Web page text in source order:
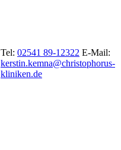
Tel: 02541 89-12322 E-Mail:
kerstin.kemna@christophorus-
kliniken.de